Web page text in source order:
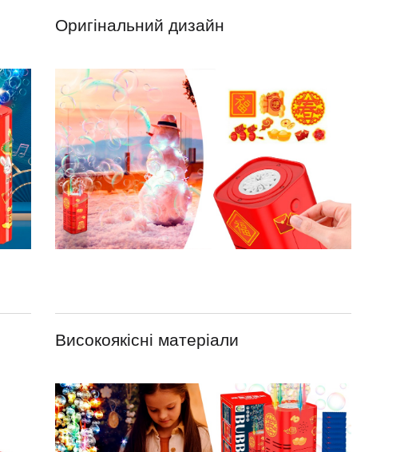
Оригінальний дизайн
Високоякісні матеріали